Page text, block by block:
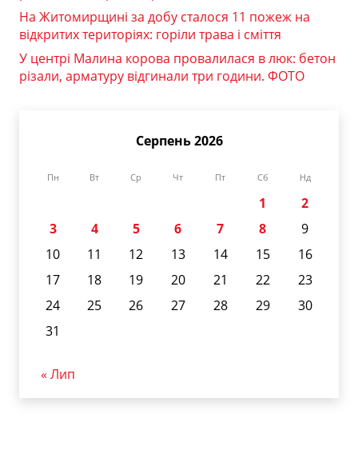
На Житомирщині за добу сталося 11 пожеж на
відкритих територіях: горіли трава і сміття
У центрі Малина корова провалилася в люк: бетон
різали, арматуру відгинали три години. ФОТО
Серпень 2026
Пн Вт Ср Чт Пт Сб Нд
1
2
3
4 5 6 7 8
9
10
11 12 13 14 15
16
17
18 19 20 21 22
23
24
25 26 27 28 29
30
31
« Лип